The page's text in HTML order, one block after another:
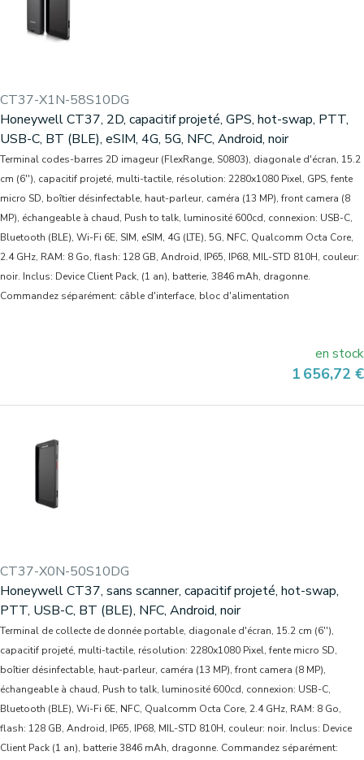
CT37-X1N-58S10DG
Honeywell CT37, 2D, capacitif projeté, GPS, hot-swap, PTT,
USB-C, BT (BLE), eSIM, 4G, 5G, NFC, Android, noir
Terminal codes-barres 2D imageur (FlexRange, S0803), diagonale d'écran, 15.2
cm (6''), capacitif projeté, multi-tactile, résolution: 2280x1080 Pixel, GPS, fente
micro SD, boîtier désinfectable, haut-parleur, caméra (13 MP), front camera (8
MP), échangeable à chaud, Push to talk, luminosité 600cd, connexion: USB-C,
Bluetooth (BLE), Wi-Fi 6E, SIM, eSIM, 4G (LTE), 5G, NFC, Qualcomm Octa Core,
2.4 GHz, RAM: 8 Go, flash: 128 GB, Android, IP65, IP68, MIL-STD 810H, couleur:
noir. Inclus: Device Client Pack, (1 an), batterie, 3846 mAh, dragonne.
Commandez séparément: câble d'interface, bloc d'alimentation
en stock
Prix
1 656,72 €
CT37-X0N-50S10DG
Honeywell CT37, sans scanner, capacitif projeté, hot-swap,
PTT, USB-C, BT (BLE), NFC, Android, noir
Terminal de collecte de donnée portable, diagonale d'écran, 15.2 cm (6''),
capacitif projeté, multi-tactile, résolution: 2280x1080 Pixel, fente micro SD,
boîtier désinfectable, haut-parleur, caméra (13 MP), front camera (8 MP),
échangeable à chaud, Push to talk, luminosité 600cd, connexion: USB-C,
Bluetooth (BLE), Wi-Fi 6E, NFC, Qualcomm Octa Core, 2.4 GHz, RAM: 8 Go,
flash: 128 GB, Android, IP65, IP68, MIL-STD 810H, couleur: noir. Inclus: Device
Client Pack (1 an), batterie 3846 mAh, dragonne. Commandez séparément: